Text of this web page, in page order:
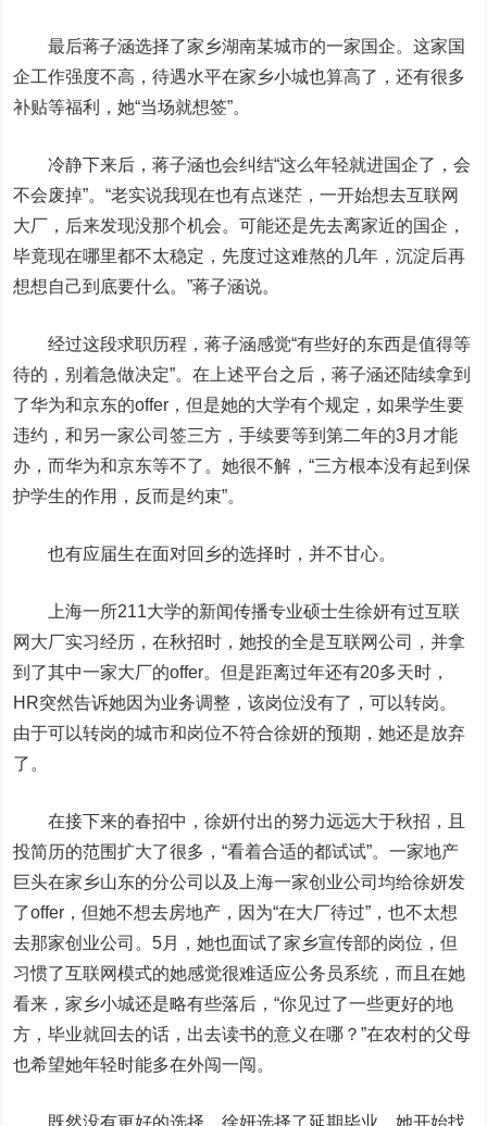
最后蒋子涵选择了家乡湖南某城市的一家国企。这家国
企工作强度不高，待遇水平在家乡小城也算高了，还有很多
补贴等福利，她“当场就想签”。
冷静下来后，蒋子涵也会纠结“这么年轻就进国企了，会
不会废掉”。“老实说我现在也有点迷茫，一开始想去互联网
大厂，后来发现没那个机会。可能还是先去离家近的国企，
毕竟现在哪里都不太稳定，先度过这难熬的几年，沉淀后再
想想自己到底要什么。”蒋子涵说。
经过这段求职历程，蒋子涵感觉“有些好的东西是值得等
待的，别着急做决定”。在上述平台之后，蒋子涵还陆续拿到
了华为和京东的offer，但是她的大学有个规定，如果学生要
违约，和另一家公司签三方，手续要等到第二年的3月才能
办，而华为和京东等不了。她很不解，“三方根本没有起到保
护学生的作用，反而是约束”。
也有应届生在面对回乡的选择时，并不甘心。
上海一所211大学的新闻传播专业硕士生徐妍有过互联
网大厂实习经历，在秋招时，她投的全是互联网公司，并拿
到了其中一家大厂的offer。但是距离过年还有20多天时，
HR突然告诉她因为业务调整，该岗位没有了，可以转岗。
由于可以转岗的城市和岗位不符合徐妍的预期，她还是放弃
了。
在接下来的春招中，徐妍付出的努力远远大于秋招，且
投简历的范围扩大了很多，“看着合适的都试试”。一家地产
巨头在家乡山东的分公司以及上海一家创业公司均给徐妍发
了offer，但她不想去房地产，因为“在大厂待过”，也不太想
去那家创业公司。5月，她也面试了家乡宣传部的岗位，但
习惯了互联网模式的她感觉很难适应公务员系统，而且在她
看来，家乡小城还是略有些落后，“你见过了一些更好的地
方，毕业就回去的话，出去读书的意义在哪？”在农村的父母
也希望她年轻时能多在外闯一闯。
既然没有更好的选择，徐妍选择了延期毕业。她开始找